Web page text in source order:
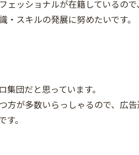
ェッショナルが在籍しているので
・スキルの発展に努めたいです。
団だと思っています。
方が多数いらっしゃるので、広
。